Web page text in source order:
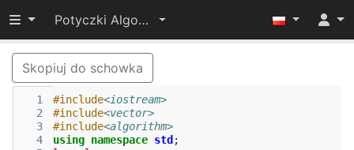
Przełącz widoczność menu
Potyczki Algorytmiczne 2017
Skopiuj do schowka
  1
  2
  3
  4
#include<iostream>
#include<vector>
#include<algorithm>
using namespace std ;